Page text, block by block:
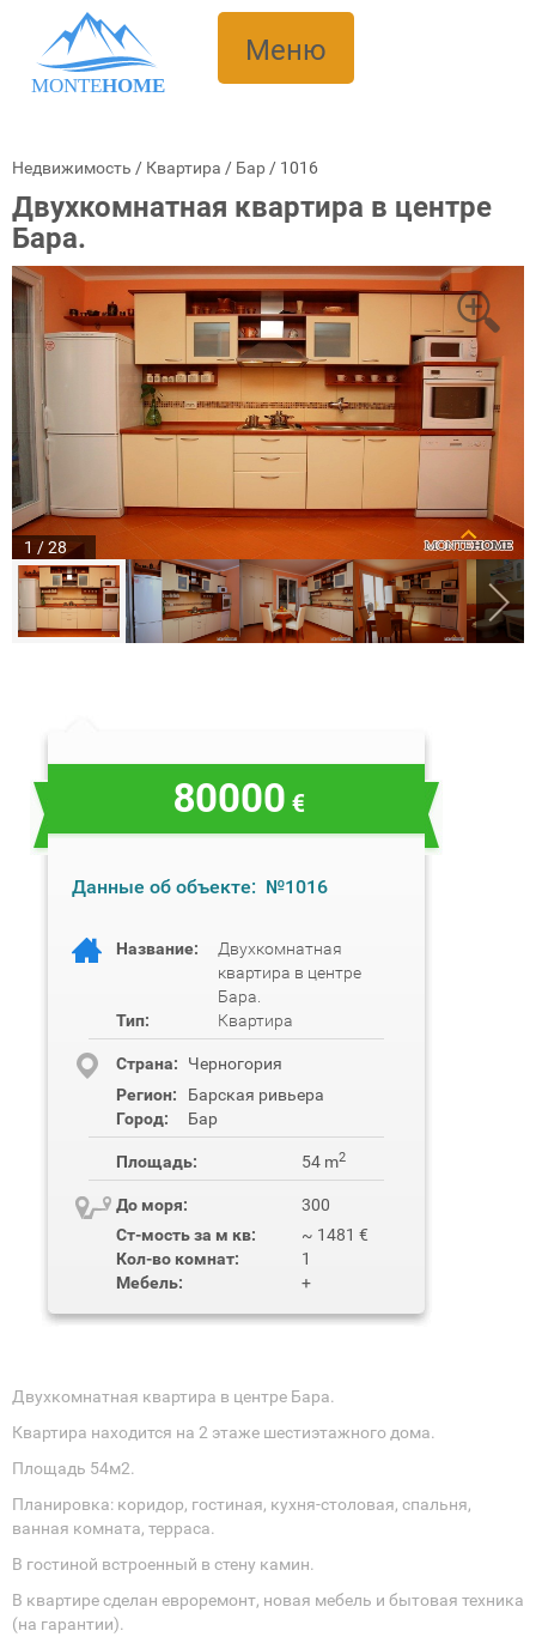
MONTEHOME
Меню
Недвижимость / Квартира / Бар / 1016
Двухкомнатная квартира в центре
Бара.
1 / 28
80000 €
Данные об объекте: №1016
Название:
Двухкомнатная
квартира в центре
Бара.
Тип:
Квартира
Cтрана:
Черногория
Регион:
Барская ривьера
Город:
Бар
Площадь: 54 m2
До моря:
300
Ст-мость за м кв:
~ 1481 €
Кол-во комнат:
1
Мебель:
+
Двухкомнатная квартира в центре Бара.
Квартира находится на 2 этаже шестиэтажного дома.
Площадь 54м2.
Планировка: коридор, гостиная, кухня-столовая, спальня,
ванная комната, терраса.
В гостиной встроенный в стену камин.
В квартире сделан евроремонт, новая мебель и бытовая техника
(на гарантии).